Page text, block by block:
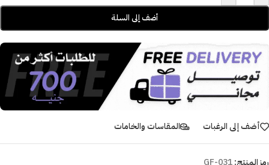
أضف إلى السلة
أضف إلى الرغبات المقاسات والخامات
رمز المنتج:GF-031